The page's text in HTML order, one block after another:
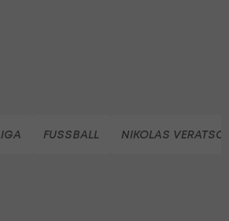
FUSSBALL NIKOLAS